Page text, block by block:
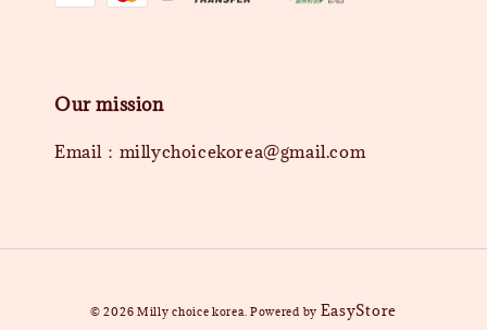
Our mission
Email：millychoicekorea@gmail.com
© 2026 Milly choice korea. Powered by EasyStore